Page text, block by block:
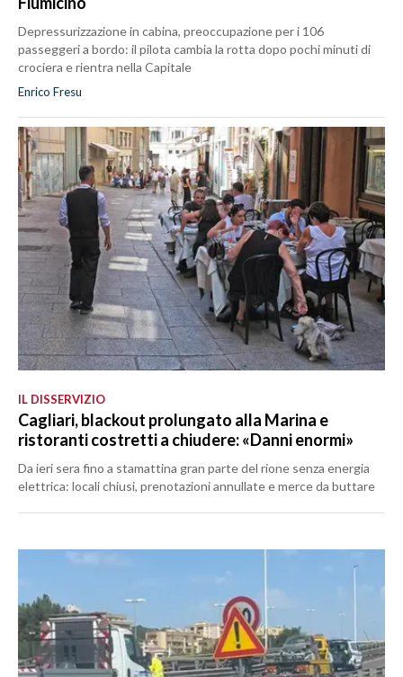
Depressurizzazione in cabina, preoccupazione per i 106
passeggeri a bordo: il pilota cambia la rotta dopo pochi minuti di
crociera e rientra nella Capitale
Enrico Fresu
IL DISSERVIZIO
Cagliari, blackout prolungato alla Marina e
ristoranti costretti a chiudere: «Danni enormi»
Da ieri sera fino a stamattina gran parte del rione senza energia
elettrica: locali chiusi, prenotazioni annullate e merce da buttare